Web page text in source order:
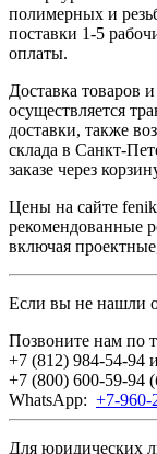
полимерных и
поставки 1-5
оплаты.
Доставка товаров
осуществляется
доставки, также
склада в Санкт-
заказе через
Цены на сайте
рекомендованные
включая
Если вы не нашли
Позвоните нам по
+7 (812) 984-54-94
+7 (800) 600-59-94
WhatsApp: +7-960-
Для юридических